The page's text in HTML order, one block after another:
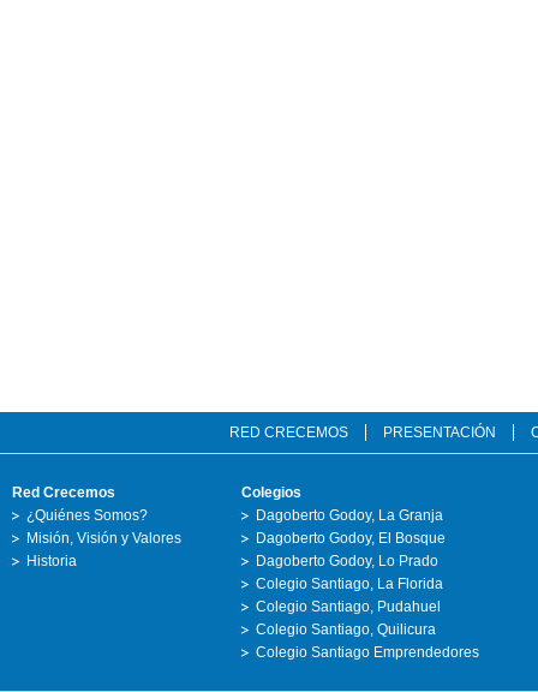
RED CRECEMOS PRESENTACIÓN
Red Crecemos
¿Quiénes Somos?
Misión, Visión y Valores
Historia
Colegios
Dagoberto Godoy, La Granja
Dagoberto Godoy, El Bosque
Dagoberto Godoy, Lo Prado
Colegio Santiago, La Florida
Colegio Santiago, Pudahuel
Colegio Santiago, Quilicura
Colegio Santiago Emprendedores